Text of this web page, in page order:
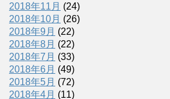
2018年11月 (24)
2018年10月 (26)
2018年9月 (22)
2018年8月 (22)
2018年7月 (33)
2018年6月 (49)
2018年5月 (72)
2018年4月 (11)